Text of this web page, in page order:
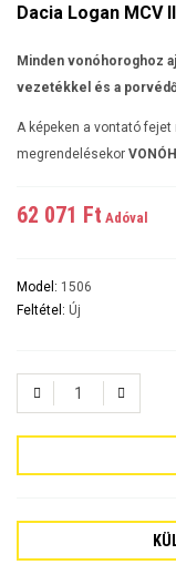
Dacia Logan MCV
Minden vonóhoroghoz
vezetékkel és a
A képeken a vontató
megrendelésekor
62 071 Ft‎ Adóval
Model: 1506
Feltétel: Új